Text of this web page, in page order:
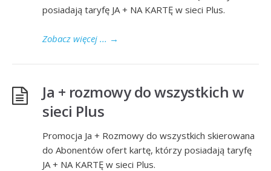
posiadają taryfę JA + NA KARTĘ w sieci Plus.
Zobacz więcej ... →
Ja + rozmowy do wszystkich w
sieci Plus
Promocja Ja + Rozmowy do wszystkich skierowana
do Abonentów ofert kartę, którzy posiadają taryfę
JA + NA KARTĘ w sieci Plus.